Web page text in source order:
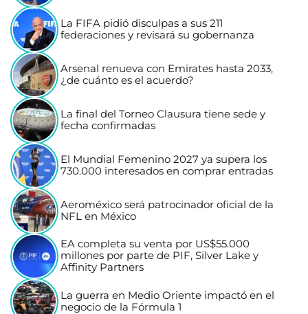
La FIFA pidió disculpas a sus 211
federaciones y revisará su gobernanza
Arsenal renueva con Emirates hasta 2033,
¿de cuánto es el acuerdo?
La final del Torneo Clausura tiene sede y
fecha confirmadas
El Mundial Femenino 2027 ya supera los
730.000 interesados en comprar entradas
Aeroméxico será patrocinador oficial de la
NFL en México
EA completa su venta por US$55.000
millones por parte de PIF, Silver Lake y
Affinity Partners
La guerra en Medio Oriente impactó en el
negocio de la Fórmula 1